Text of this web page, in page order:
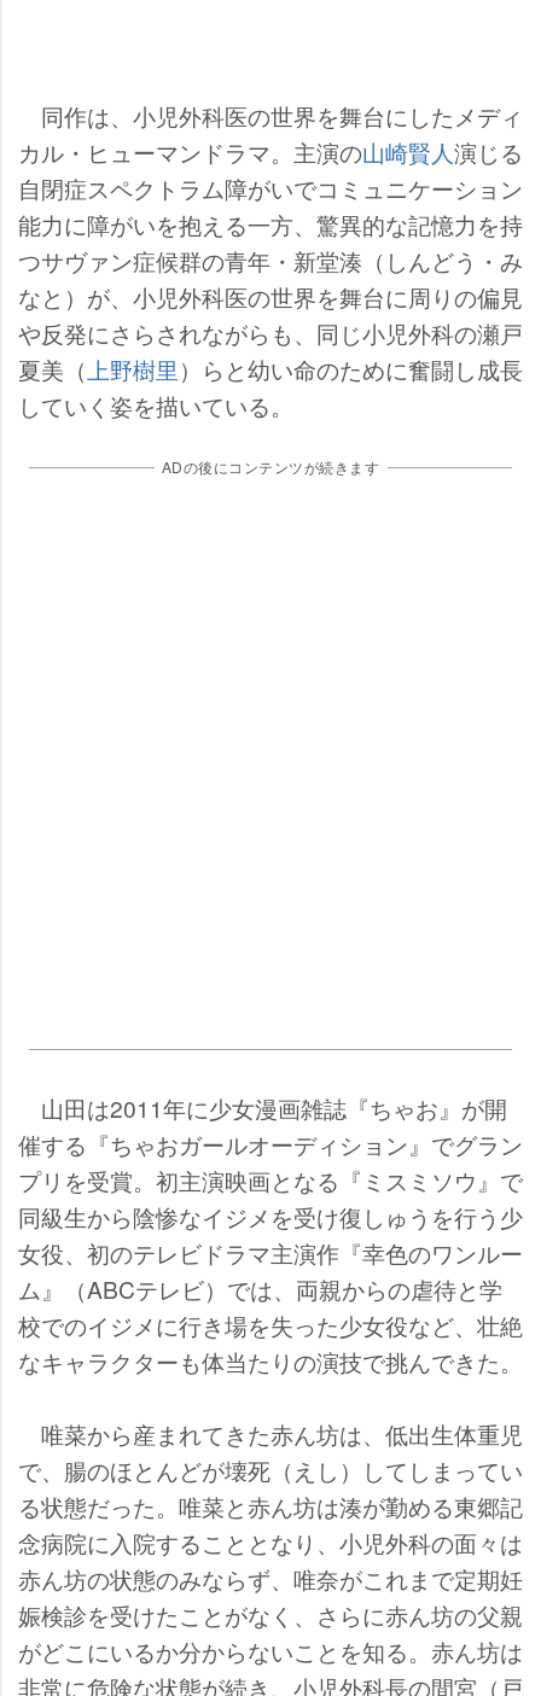
同作は、小児外科医の世界を舞台にしたメディ
カル・ヒューマンドラマ。主演の山崎賢人演じる
自閉症スペクトラム障がいでコミュニケーション
能力に障がいを抱える一方、驚異的な記憶力を持
つサヴァン症候群の青年・新堂湊（しんどう・み
なと）が、小児外科医の世界を舞台に周りの偏見
反発にさらされながらも、同じ小児外科の瀬戸
夏美（ 上野樹里）らと幼い命のために奮闘し成長
していく姿を描いている。
ADの後にコンテンツが続きます
山田は2011年に少女漫画雑誌『ちゃお』が開
催する『ちゃおガールオーディション』でグラン
プリを受賞。初主演映画となる『ミスミソウ』で
同級生から陰惨なイジメを受け復しゅうを行う少
女役、初のテレビドラマ主演作『幸色のワンルー
ム』（ABCテレビ）では、両親からの虐待と学
校でのイジメに行き場を失った少女役など、壮絶
なキャラクターも体当たりの演技で挑んできた。
唯菜から産まれてきた赤ん坊は、低出生体重児
で、腸のほとんどが壊死（えし）してしまってい
る状態だった。唯菜と赤ん坊は湊が勤める東郷記
念病院に入院することとなり、小児外科の面々は
赤ん坊の状態のみならず、唯奈がこれまで定期妊
娠検診を受けたことがなく、さらに赤ん坊の父親
がどこにいるか分からないことを知る。赤ん坊は
非常に危険な状態が続き、小児外科長の間宮（戸